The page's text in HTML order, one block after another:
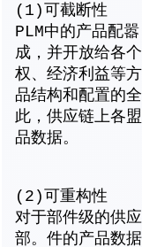
(1)可截断性
PLM中的产品配
成，并开放给各
权、经济利益等
品结构和配置的
此，供应链上各
品数据。
(2)可重构性
对于部件级的供
部。件的产品数